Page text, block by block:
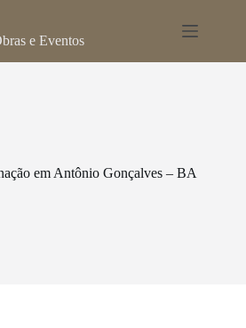
e Eventos
em Antônio Gonçalves – BA